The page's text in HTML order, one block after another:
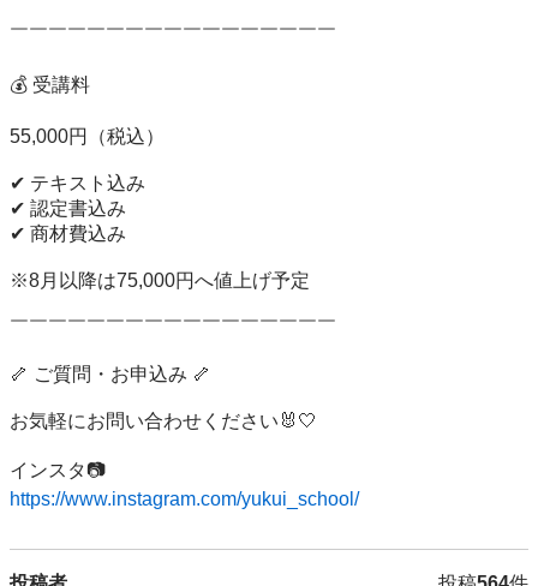
￣￣￣￣￣￣￣￣￣￣￣￣￣￣￣￣￣
💰 受講料
55,000円（税込）
✔ テキスト込み
✔ 認定書込み
✔ 商材費込み
※8月以降は75,000円へ値上げ予定
￣￣￣￣￣￣￣￣￣￣￣￣￣￣￣￣￣
🦴 ご質問・お申込み 🦴
お気軽にお問い合わせください🐰🤍
https://www.instagram.com/yukui_school/